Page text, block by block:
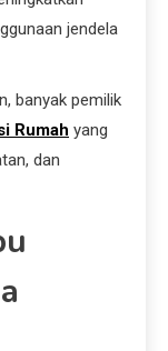
jendela
banyak pemilik
Rumah yang
dan